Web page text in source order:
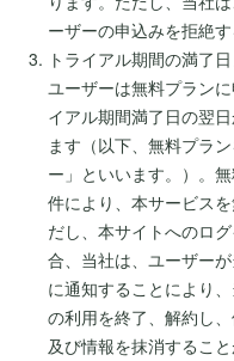
ーザーの申込みを拒絶す
トライアル期間の満了
ユーザーは無料プラン
イアル期間満了日の翌
ます（以下、無料プラ
ー」といいます。）。
件により、本サービス
だし、本サイトへのロ
合、当社は、ユーザー
に通知することにより
の利用を終了、解約し
及び情報を抹消するこ